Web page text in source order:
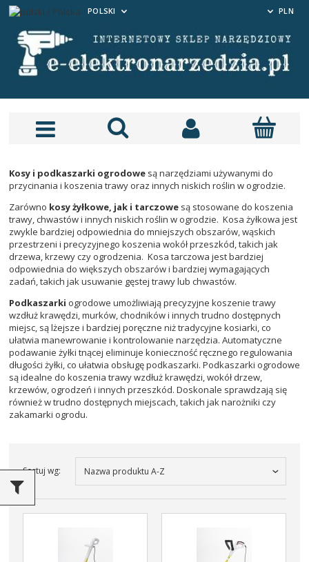
POLSKI PLN
Kosy i podkaszarki ogrodowe są narzędziami używanymi do
przycinania i koszenia trawy oraz innych niskich roślin w ogrodzie.
Zarówno kosy żyłkowe, jak i tarczowe są stosowane do koszenia
trawy, chwastów i innych niskich roślin w ogrodzie. Kosa żyłkowa jest
zwykle bardziej odpowiednia do mniejszych obszarów, wąskich
przestrzeni i precyzyjnego koszenia wokół przeszkód, takich jak
drzewa, krzewy czy ogrodzenia. Kosa tarczowa jest bardziej
odpowiednia do większych obszarów i bardziej wymagających
zadań, takich jak usuwanie gęstej trawy lub chwastów.
Podkaszarki ogrodowe umożliwiają precyzyjne koszenie trawy
wzdłuż krawędzi, murków, chodników i innych trudno dostępnych
miejsc, są lżejsze i bardziej poręczne niż tradycyjne kosiarki, co
ułatwia manewrowanie i kontrolowanie narzędzia. Automatyczne
podawanie żyłki tnącej eliminuje konieczność ręcznego regulowania
długości żyłki, co ułatwia obsługę podkaszarki. Podkaszarki ogrodowe
są idealne do koszenia trawy wzdłuż krawędzi, wokół drzew,
krzewów, ogrodzeń i innych przeszkód. Doskonale sprawdzają się
również w trudno dostępnych miejscach, takich jak narożniki czy
zakamarki ogrodu.
Sortuj wg: Nazwa produktu A-Z